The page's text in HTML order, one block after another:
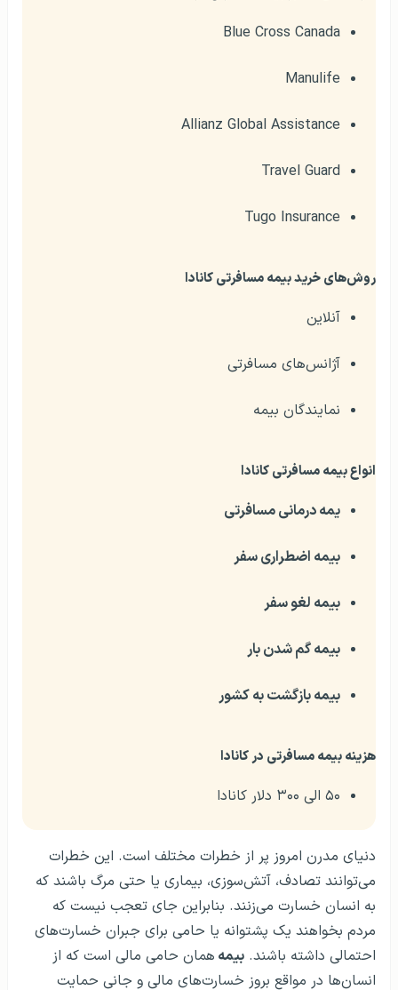
Blue Cross Canada
Manulife
Allianz Global Assistance
Travel Guard
Tugo Insurance
روش‌های خرید بیمه مسافرتی کانادا
آنلاین
آژانس‌های مسافرتی
نمایندگان بیمه
انواع بیمه مسافرتی کانادا
یمه درمانی مسافرتی
بیمه اضطراری سفر
بیمه لغو سفر
بیمه گم شدن بار
بیمه بازگشت به کشور
هزینه بیمه مسافرتی در کانادا
۵۰ الی ۳۰۰ دلار کانادا
دنیای مدرن امروز پر از خطرات مختلف است. این خطرات
می‌توانند تصادف، آتش‌سوزی، بیماری یا حتی مرگ باشند که
به انسان خسارت می‌زنند. بنابراین جای تعجب نیست که
مردم بخواهند یک پشتوانه یا حامی برای جبران خسارت‌های
احتمالی داشته باشند. بیمه همان حامی مالی است که از
انسان‌ها در مواقع بروز خسارت‌های مالی و جانی حمایت